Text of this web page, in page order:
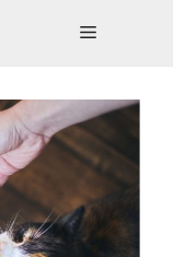
Menü